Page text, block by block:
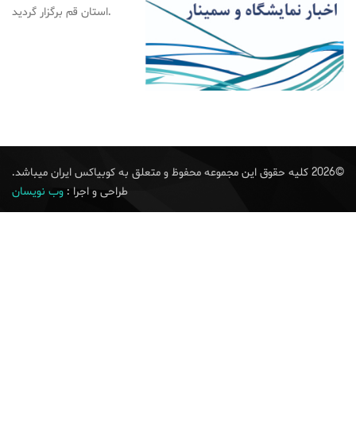
استان قم برگزار گردید.
©
2026 کلیه حقوق این مجموعه محفوظ و متعلق به کوبیاکس ایران میباشد.
طراحی و اجرا : وب نویسان